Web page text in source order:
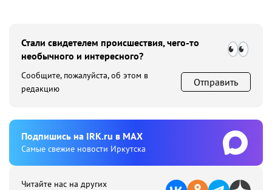
Стали свидетелем происшествия, чего-то
необычного и интересного?
Сообщите, пожалуйста, об этом в
редакцию
Отправить
Подпишиcь на IRK.ru в MAX
Cамые свежие новости Иркутска
Читайте нас на других